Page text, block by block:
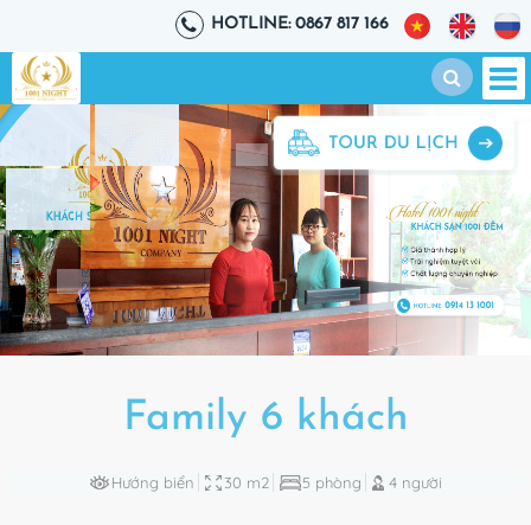
HOTLINE: 0867 817 166
Family 6 khách
Hướng biển 30 m2 5 phòng 4 người